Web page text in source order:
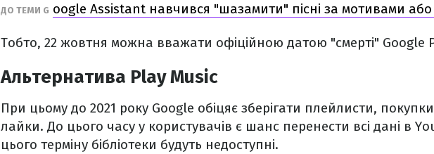
ДО ТЕМИ G oogle Assistant навчився "шазамити" пісні за мотивами
Тобто, 22 жовтня можна вважати офіційною датою "смерті" Google
Альтернатива Play Music
При цьому до 2021 року Google обіцяє зберігати плейлисти,
лайки. До цього часу у користувачів є шанс перенести всі дані в
цього терміну бібліотеки будуть недоступні.